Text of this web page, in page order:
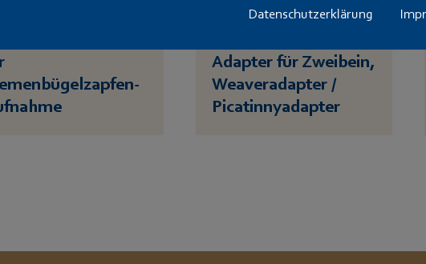
Datenschutzerklärung
Adapter für Zweibein,
Weaveradapter /
Picatinnyadapter